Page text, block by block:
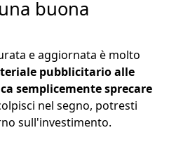
buona
e aggiornata è molto
pubblicitario alle
semplicemente sprecare
nel segno, potresti
sull'investimento.